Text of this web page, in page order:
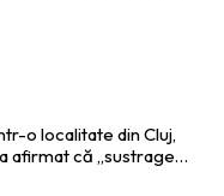
o localitate din Cluj,
afirmat că „sustrage…